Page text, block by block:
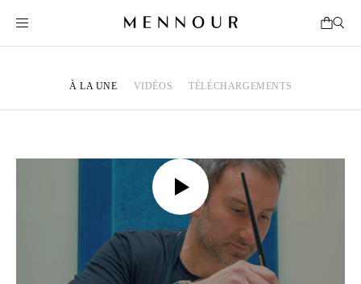
À LA UNE VIDÉOS TÉLÉCHARGEMENTS